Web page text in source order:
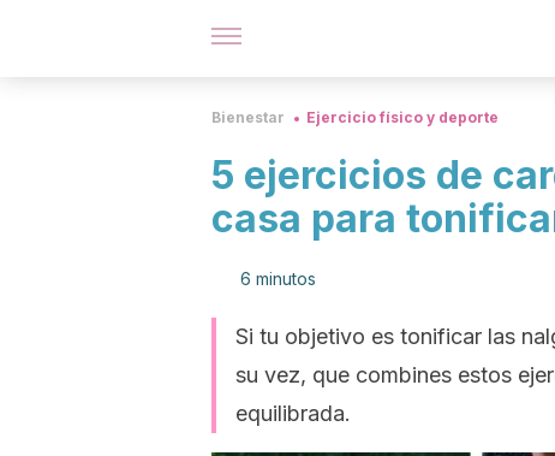
Bienestar Ejercicio físico y deporte
5 ejercicios de
casa para
6 minutos
Si tu objetivo es tonificar las
su vez, que combines estos
equilibrada.